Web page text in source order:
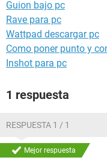
Guion bajo pc
Rave para pc
Wattpad descargar pc
Como poner punto y
Inshot para pc
1 respuesta
RESPUESTA 1 / 1
Mejor respuesta